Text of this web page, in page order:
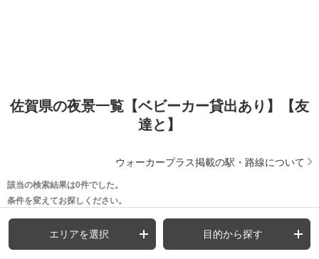
佐賀県の夜景一覧【ベビーカー貸出あり】【友
達と】
ウォーカープラス掲載の駅・路線について
該当の検索結果は0件でした。
条件を変えてお探しください。
エリアを選択 目的から探す